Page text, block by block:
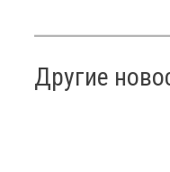
Другие